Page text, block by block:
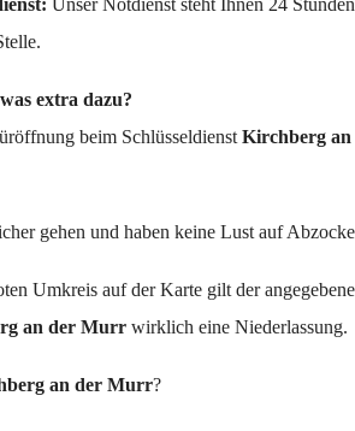
Unser Notdienst steht Ihnen 24
extra dazu?
beim Schlüsseldienst Kirchberg
gehen und haben keine Lust auf
Umkreis auf der Karte gilt der
an der Murr​​​​​​​ wirklich eine Niederlassung.
an der Murr​​​​​​​?